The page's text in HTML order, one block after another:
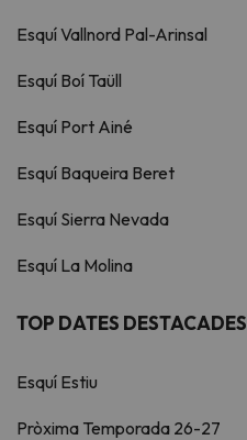
Esquí Vallnord Pal-Arinsal
Esquí Boí Taüll
Esquí Port Ainé
Esquí Baqueira Beret
Esquí Sierra Nevada
Esquí La Molina
TOP DATES DESTACADES
Esquí Estiu
Pròxima Temporada 26-27